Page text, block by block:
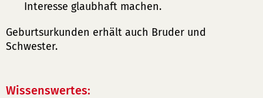
Interesse glaubhaft machen.
Geburtsurkunden erhält auch Bruder und
Schwester.
Wissenswertes: